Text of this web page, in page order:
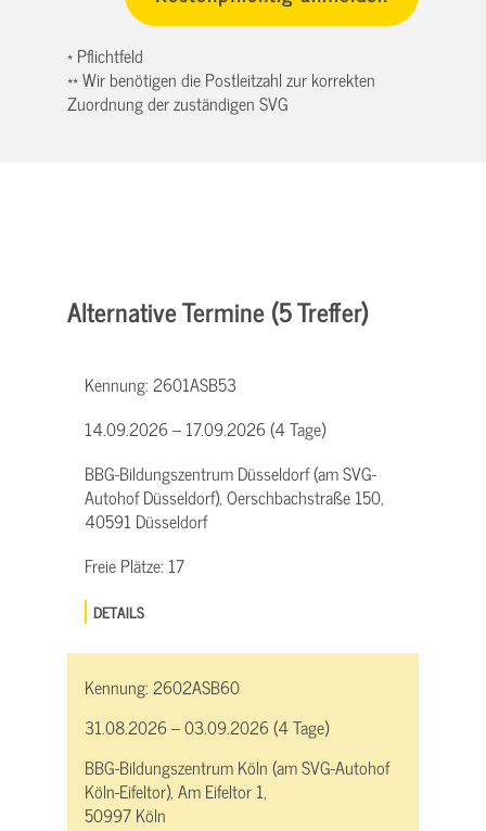
* Pflichtfeld
** Wir benötigen die Postleitzahl zur korrekten
Zuordnung der zuständigen SVG
Alternative Termine (5 Treffer)
Kennung:2601ASB53
14.09.2026 – 17.09.2026 (4 Tage)
BBG-Bildungszentrum Düsseldorf (am SVG-
Autohof Düsseldorf), Oerschbachstraße 150,
40591 Düsseldorf
Freie Plätze: 17
DETAILS
Kennung:2602ASB60
31.08.2026 – 03.09.2026 (4 Tage)
BBG-Bildungszentrum Köln (am SVG-Autohof
Köln-Eifeltor), Am Eifeltor 1,
50997 Köln